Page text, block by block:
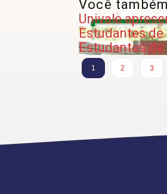
Você
Univale
Estudantes
Estudantes de
1 2 3